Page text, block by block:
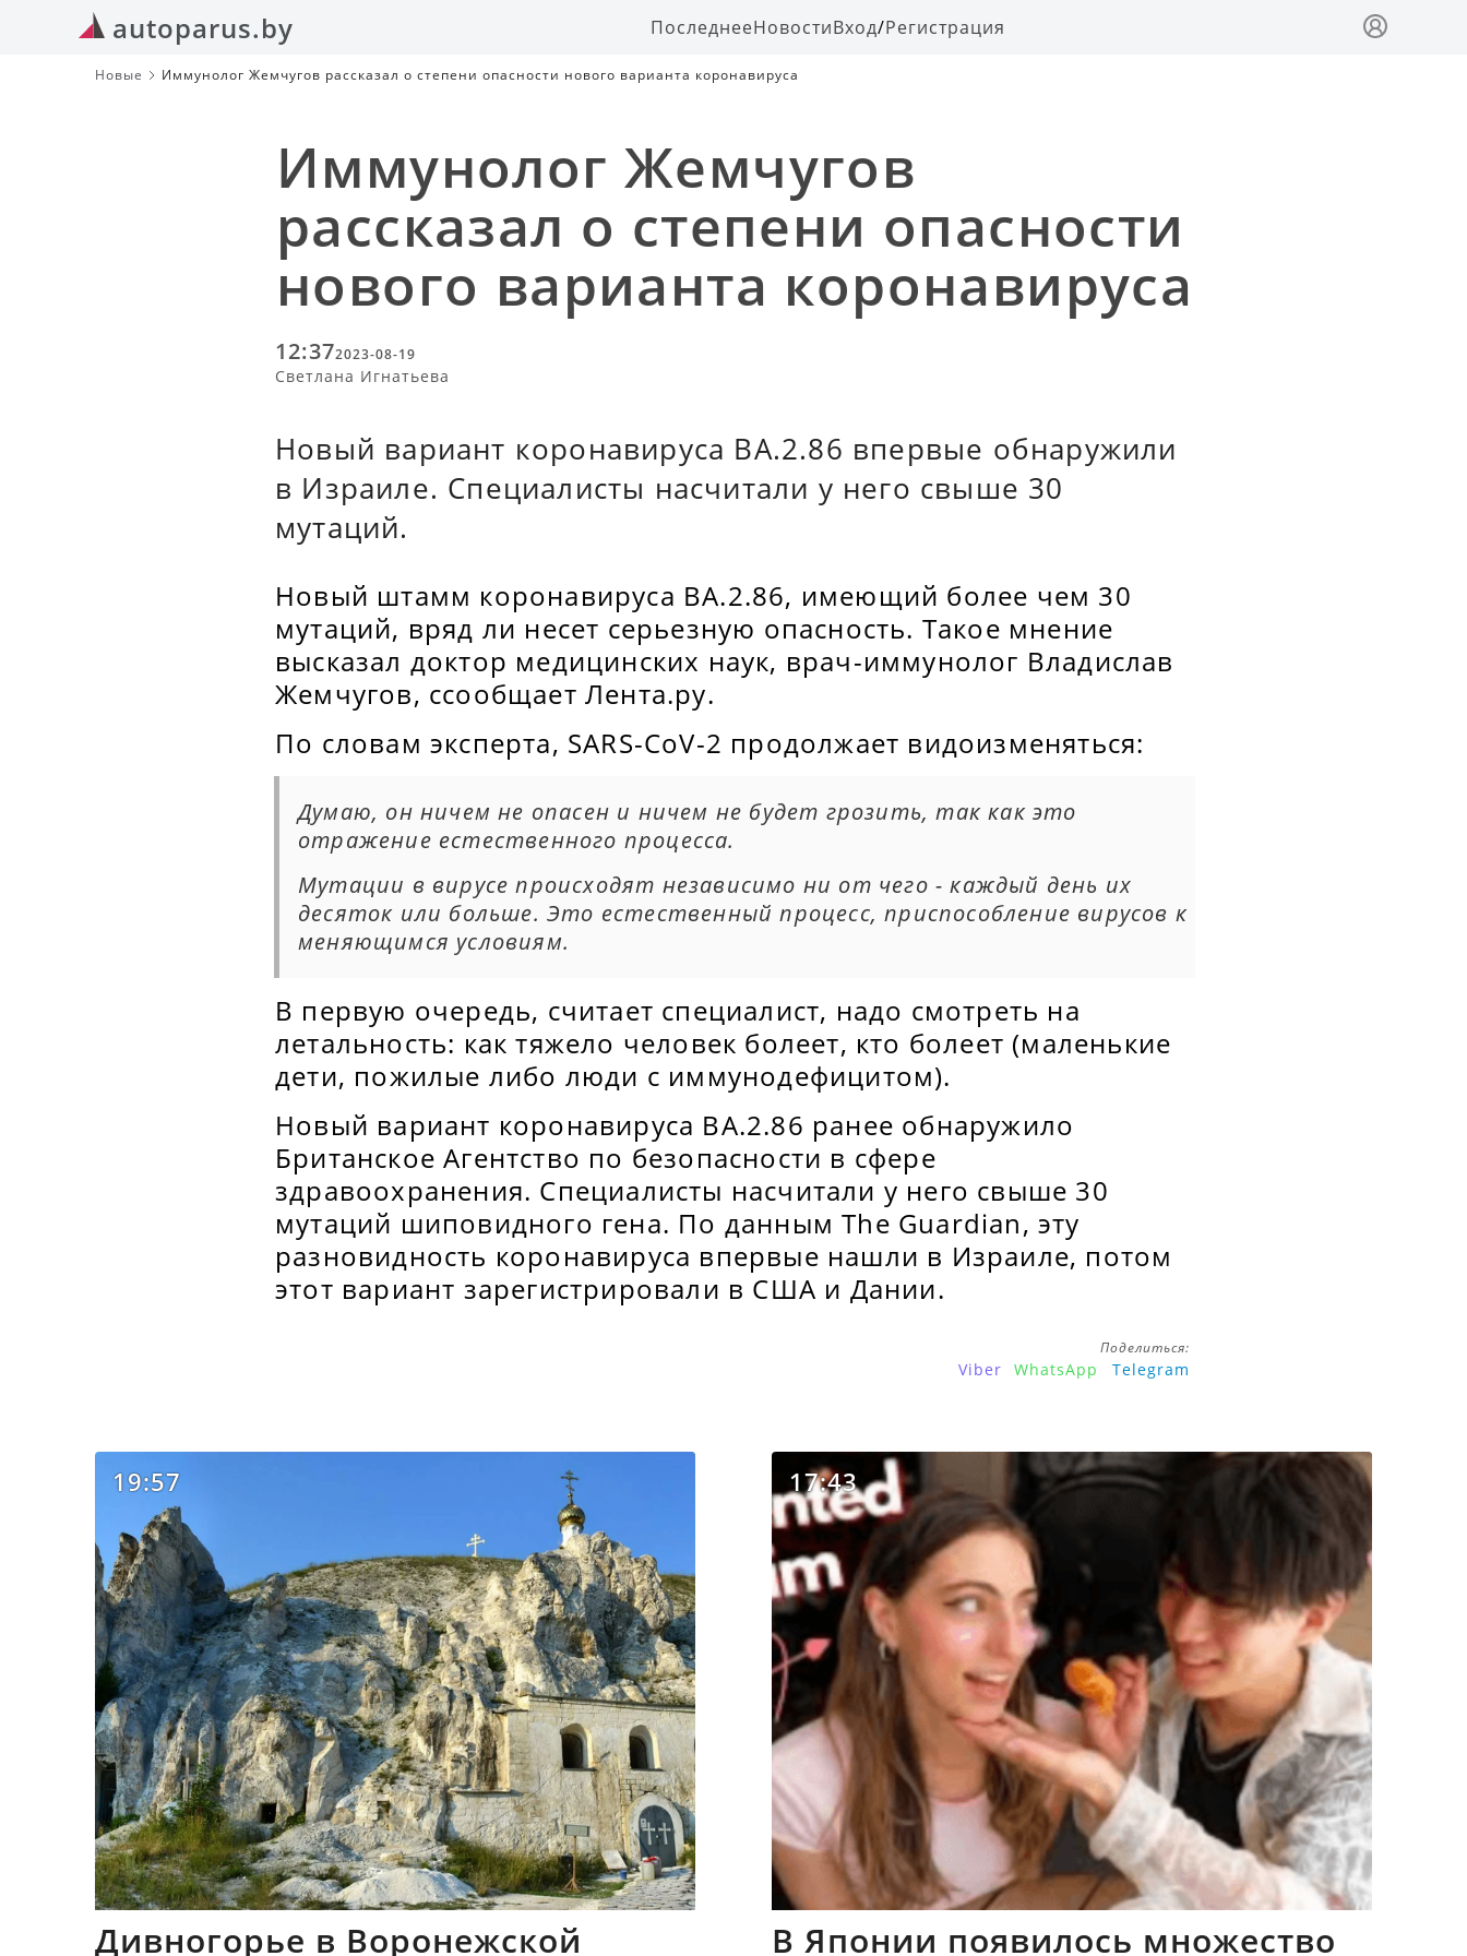
autoparus.by ПоследнееНовостиВход/Регистрация
Новые Иммунолог Жемчугов рассказал о степени опасности нового варианта коронавируса
Иммунолог Жемчугов
рассказал о степени опасности
нового варианта коронавируса
12:372023-08-19
Светлана Игнатьева
Новый вариант коронавируса BA.2.86 впервые обнаружили
в Израиле. Специалисты насчитали у него свыше 30
мутаций.
Новый штамм коронавируса BA.2.86, имеющий более чем 30
мутаций, вряд ли несет серьезную опасность. Такое мнение
высказал доктор медицинских наук, врач-иммунолог Владислав
Жемчугов, ссообщает Лента.ру.
По словам эксперта, SARS-CoV-2 продолжает видоизменяться:
Думаю, он ничем не опасен и ничем не будет грозить, так как это
отражение естественного процесса.
Мутации в вирусе происходят независимо ни от чего - каждый день их
десяток или больше. Это естественный процесс, приспособление вирусов к
меняющимся условиям.
В первую очередь, считает специалист, надо смотреть на
летальность: как тяжело человек болеет, кто болеет (маленькие
дети, пожилые либо люди с иммунодефицитом).
Новый вариант коронавируса BA.2.86 ранее обнаружило
Британское Агентство по безопасности в сфере
здравоохранения. Специалисты насчитали у него свыше 30
мутаций шиповидного гена. По данным The Guardian, эту
разновидность коронавируса впервые нашли в Израиле, потом
этот вариант зарегистрировали в США и Дании.
Поделиться:
Viber WhatsApp Telegram
19:57
Дивногорье в Воронежской
17:43
В Японии появилось множество